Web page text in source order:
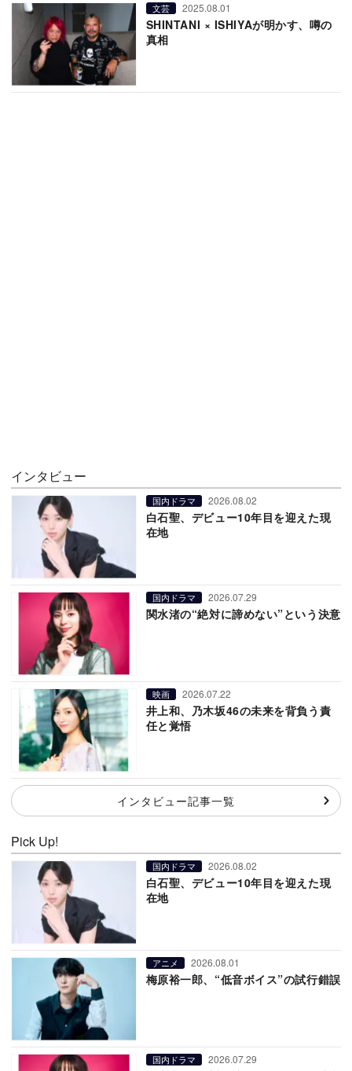
文芸 2025.08.01
SHINTANI × ISHIYAが明かす、噂の
真相
インタビュー
国内ドラマ 2026.08.02
白石聖、デビュー10年目を迎えた現
在地
国内ドラマ 2026.07.29
関水渚の“絶対に諦めない”という決意
映画 2026.07.22
井上和、乃木坂46の未来を背負う責
任と覚悟
インタビュー記事一覧
Pick Up!
国内ドラマ 2026.08.02
白石聖、デビュー10年目を迎えた現
在地
アニメ 2026.08.01
梅原裕一郎、“低音ボイス”の試行錯誤
国内ドラマ 2026.07.29